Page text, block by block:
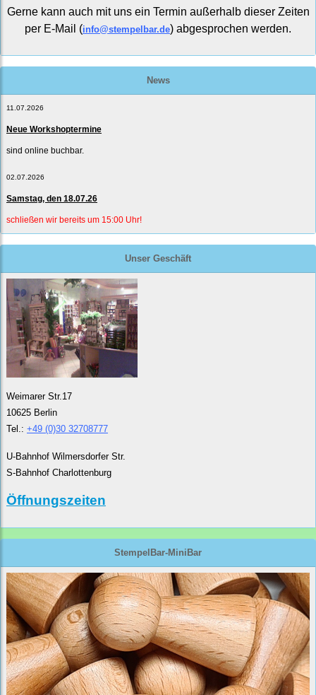
Gerne kann auch mit uns ein Termin außerhalb dieser Zeiten
per E-Mail (info@stempelbar.de) abgesprochen werden.
News
11.07.2026
Neue Workshoptermine
sind online buchbar.
02.07.2026
Samstag, den 18.07.26
schließen wir bereits um 15:00 Uhr!
Unser Geschäft
Weimarer Str.17
10625 Berlin
Tel.: +49 (0)30 32708777
U-Bahnhof Wilmersdorfer Str.
S-Bahnhof Charlottenburg
Öffnungszeiten
StempelBar-MiniBar